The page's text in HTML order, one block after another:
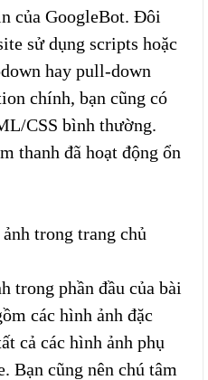
của GoogleBot. Đôi
sử dụng scripts hoặc
hay pull-down
chính, bạn cũng có
CSS bình thường.
thanh đã hoạt động ổn
trong trang chủ
trong phần đầu của bài
các hình ảnh đặc
cả các hình ảnh phụ
Bạn cũng nên chú tâm